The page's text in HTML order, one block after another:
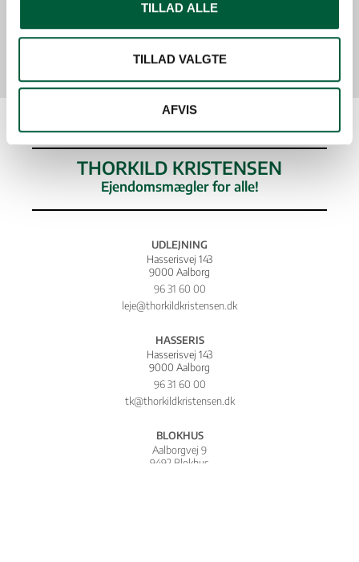
TILLAD ALLE
TILLAD VALGTE
AFVIS
0boliger i din søgning
THORKILD KRISTENSEN
Ejendomsmægler for alle!
UDLEJNING
Hasserisvej 143
9000 Aalborg
96 31 60 00
leje@thorkildkristensen.dk
HASSERIS
Hasserisvej 143
9000 Aalborg
96 31 60 00
tk@thorkildkristensen.dk
BLOKHUS
Aalborgvej 9
9492 Blokhus